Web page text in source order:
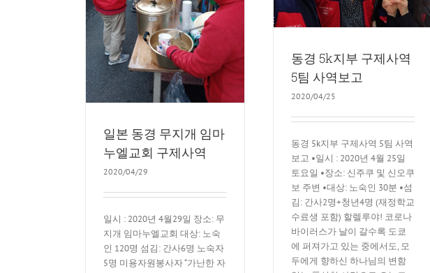
일본 동경 무지개 임마
누엘교회 구제사역
2020/04/29
일시 : 2020년 4월29일 장소: 무
지개 임마누엘교회 대상: 노숙
인 120명 섬김: 간사6명 노숙자
5명 미용자원봉사자 “가난한 자
동경 5k지부 구제사역
5팀 사역보고
2020/04/25
동경 5k지부 구제사역 5팀 사역
보고 •일시 : 2020년 4월 25일
토요일 •장소: 신주쿠 및 신오쿠
보 주변 •대상: 노숙인 30분 •섬
김: 간사2명+청년4명 (재정학교
수료생 포함) 할렐루야! 코로나
바이러스가 날이 갈수록 도쿄
에 퍼져가고 있는 중에서도, 모
두에게 향하신 하나님의 변함
NCMN 동경 구제사역
5K운동